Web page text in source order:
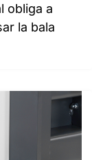
obliga a
la bala